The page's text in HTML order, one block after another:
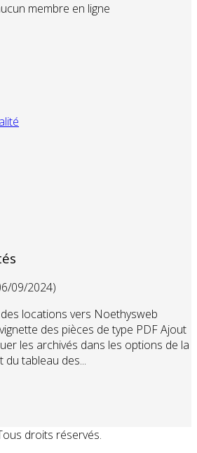
membre en ligne
09/2024)
locations vers Noethysweb
des pièces de type PDF Ajout
les archivés dans les options de la
du tableau des...
droits réservés.